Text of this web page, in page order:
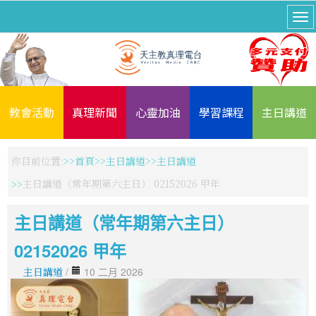
教會活動 真理新聞 心靈加油 學習課程 主日講道
你目前位置: 首頁 主日講道
主日講道
主日講道（常年期第六主日） 02152026 甲年
主日講道（常年期第六主日）
02152026 甲年
主日講道 / 10 二月 2026